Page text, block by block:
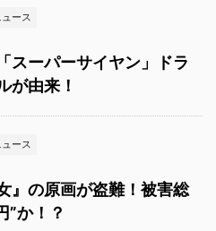
ース
スーパーサイヤン」ドラ
が由来！
ース
』の原画が盗難！被害総
”か！？